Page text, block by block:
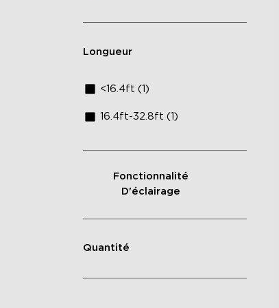
Longueur
<16.4ft (1)
16.4ft-32.8ft (1)
Fonctionnalité
D'éclairage
Quantité